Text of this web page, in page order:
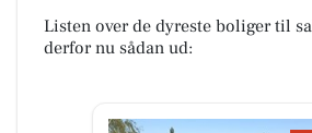
Listen over de dyreste boliger til
derfor nu sådan ud: